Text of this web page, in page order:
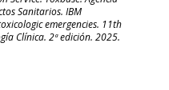
Sanitarios. IBM
emergencies. 11th
Clínica. 2ª edición. 2025.